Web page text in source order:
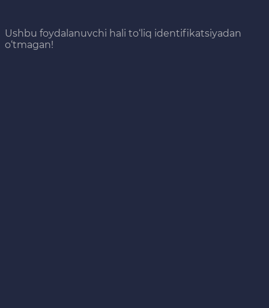
Ushbu foydalanuvchi hali to‘liq identifikatsiyadan
o‘tmagan!